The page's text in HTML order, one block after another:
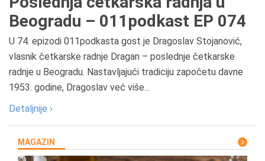
Beogradu – 011podkast EP 074
U 74. epizodi 011podkasta gost je Dragoslav Stojanović,
vlasnik četkarske radnje Dragan – poslednje četkarske
radnje u Beogradu. Nastavljajući tradiciju započetu davne
1953. godine, Dragoslav već više...
Detaljnije ›
MAGAZIN